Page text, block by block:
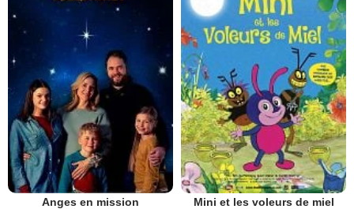
Anges en mission Mini et les voleurs de miel